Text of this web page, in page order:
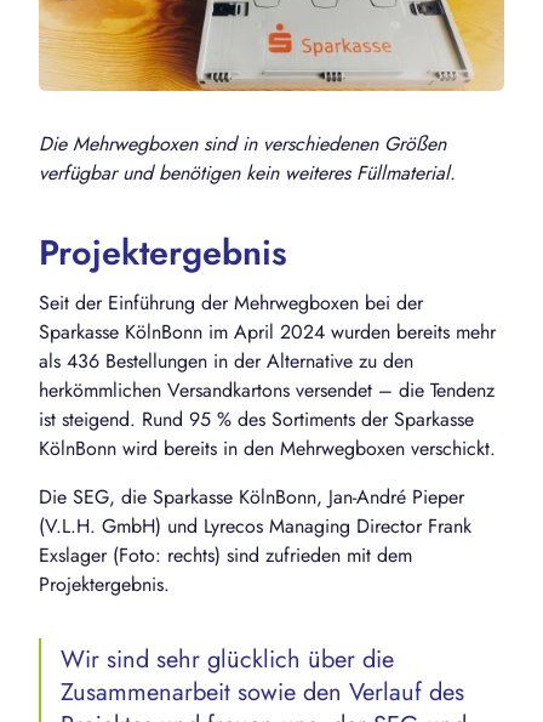
Die Mehrwegboxen sind in verschiedenen Größen
verfügbar und benötigen kein weiteres Füllmaterial.
Projektergebnis
Seit der Einführung der Mehrwegboxen bei der
Sparkasse KölnBonn im April 2024 wurden bereits mehr
als 436 Bestellungen in der Alternative zu den
herkömmlichen Versandkartons versendet – die Tendenz
ist steigend. Rund 95 % des Sortiments der Sparkasse
KölnBonn wird bereits in den Mehrwegboxen verschickt.
Die SEG, die Sparkasse KölnBonn, Jan-André Pieper
(V.L.H. GmbH) und Lyrecos Managing Director Frank
Exslager (Foto: rechts) sind zufrieden mit dem
Projektergebnis.
Wir sind sehr glücklich über die
Zusammenarbeit sowie den Verlauf des